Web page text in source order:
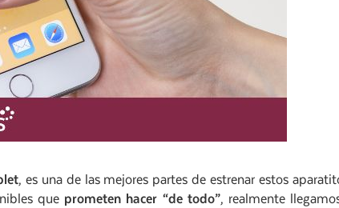
, es una de las mejores partes de estrenar estos
que prometen hacer “de todo”, realmente